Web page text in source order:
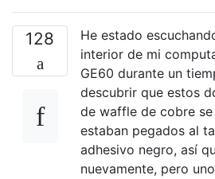
128
He estado
interior de mi
GE60 durante un
descubrir que estos
de waffle de cobre
estaban pegados al
adhesivo negro, así
nuevamente, pero